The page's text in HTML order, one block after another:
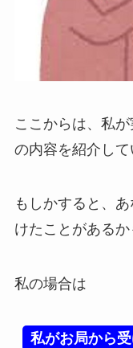
ここからは、私
の内容を紹介して
もしかすると、
けたことがあるか
私の場合は
私がお局から